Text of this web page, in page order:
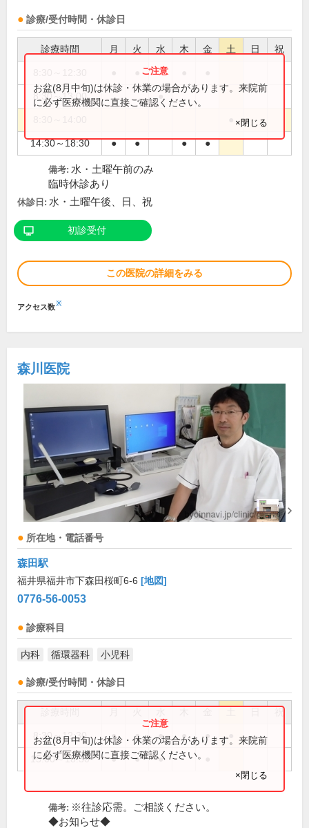
診療/受付時間・休診日
診療時間 月 火 水 木 金 土 日 祝
8:30～13:00 ●
14:30～18:30 ● ● ● ●
お盆(8月中旬)は休診・休業の場合があります。来院前
に必ず医療機関に直接ご確認ください。
×閉じる
備考: 水・土曜午前のみ
臨時休診あり
休診日: 水・土曜午後、日、祝
初診受付
この医院の詳細をみる
アクセス数※
森川医院
所在地・電話番号
森田駅
福井県福井市下森田桜町6-6 [地図]
0776-56-0053
診療科目
内科 循環器科 小児科
診療/受付時間・休診日
祝
8:30～12:30 ● ● ● ● ●
15:00～18:30 ● ● ●
お盆(8月中旬)は休診・休業の場合があります。来院前
に必ず医療機関に直接ご確認ください。
×閉じる
備考: ※往診応需。ご相談ください。
◆お知らせ◆